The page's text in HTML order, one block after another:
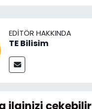
EDITÖR HAKKINDA
TE Bilisim
ilginizi çekebilir